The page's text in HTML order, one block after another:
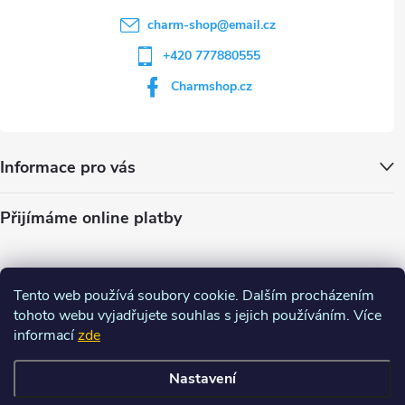
Tento web používá soubory cookie. Dalším procházením
tohoto webu vyjadřujete souhlas s jejich používáním. Více
informacízde
Nastavení
charm-shop@email.cz
+420 777880555
Charmshop.cz
Informace pro vás
Přijímáme online platby